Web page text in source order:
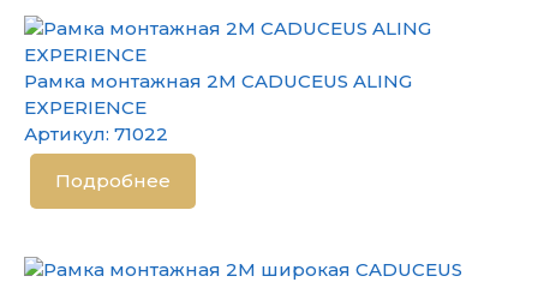
Рамка монтажная 2М CADUCEUS ALING
EXPERIENCE
Артикул: 71022
Подробнее